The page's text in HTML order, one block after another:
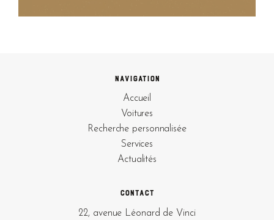
Navigation
Accueil
Voitures
Recherche personnalisée
Services
Actualités
Contact
22, avenue Léonard de Vinci